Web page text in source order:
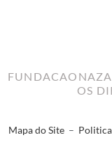
OS
Mapa do Site –